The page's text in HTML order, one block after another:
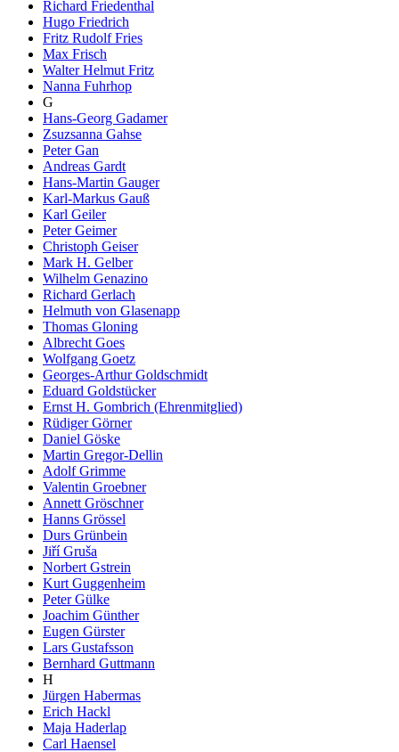
Richard Friedenthal
Hugo Friedrich
Fritz Rudolf Fries
Max Frisch
Walter Helmut Fritz
Nanna Fuhrhop
G
Hans-Georg Gadamer
Zsuzsanna Gahse
Peter Gan
Andreas Gardt
Hans-Martin Gauger
Karl-Markus Gauß
Karl Geiler
Peter Geimer
Christoph Geiser
Mark H. Gelber
Wilhelm Genazino
Richard Gerlach
Helmuth von Glasenapp
Thomas Gloning
Albrecht Goes
Wolfgang Goetz
Georges-Arthur Goldschmidt
Eduard Goldstücker
Ernst H. Gombrich (Ehrenmitglied)
Rüdiger Görner
Daniel Göske
Martin Gregor-Dellin
Adolf Grimme
Valentin Groebner
Annett Gröschner
Hanns Grössel
Durs Grünbein
Jiří Gruša
Norbert Gstrein
Kurt Guggenheim
Peter Gülke
Joachim Günther
Eugen Gürster
Lars Gustafsson
Bernhard Guttmann
H
Jürgen Habermas
Erich Hackl
Maja Haderlap
Carl Haensel